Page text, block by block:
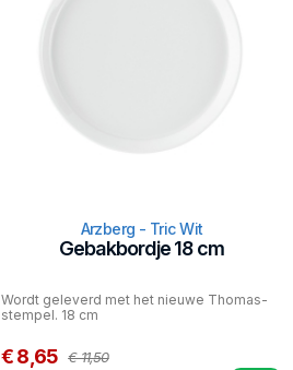
Arzberg - Tric Wit
Gebakbordje 18 cm
Wordt geleverd met het nieuwe Thomas-
stempel. 18 cm
€ 8,65 € 11,50